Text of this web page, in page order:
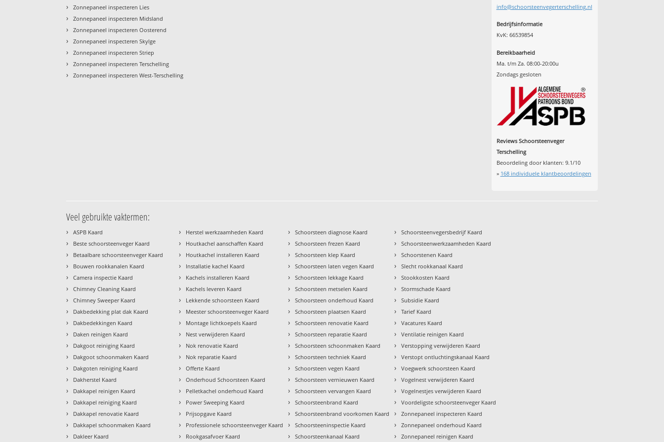
›
Zonnepaneel inspecteren Lies
› Zonnepaneel inspecteren Midsland
› Zonnepaneel inspecteren Oosterend
› Zonnepaneel inspecteren Skylge
› Zonnepaneel inspecteren Striep
› Zonnepaneel inspecteren Terschelling
› Zonnepaneel inspecteren West-Terschelling
info@schoorsteenvegerterschelling.nl
Bedrijfsinformatie
KvK: 66539854
Bereikbaarheid
Ma. t/m Za. 08:00-20:00u
Zondags gesloten
Reviews Schoorsteenveger
Terschelling
Beoordeling door klanten: 9.1/10
» 168individuele klantbeoordelingen
Veel gebruikte vaktermen:
› ASPB Kaard
› Beste schoorsteenveger Kaard
› Betaalbare schoorsteenveger Kaard
› Bouwen rookkanalen Kaard
› Camera inspectie Kaard
› Chimney Cleaning Kaard
› Chimney Sweeper Kaard
› Dakbedekking plat dak Kaard
› Dakbedekkingen Kaard
› Daken reinigen Kaard
› Dakgoot reiniging Kaard
› Dakgoot schoonmaken Kaard
› Dakgoten reiniging Kaard
› Dakherstel Kaard
› Dakkapel reinigen Kaard
› Dakkapel reiniging Kaard
› Dakkapel renovatie Kaard
› Dakkapel schoonmaken Kaard
› Dakleer Kaard
› Herstel werkzaamheden Kaard
› Houtkachel aanschaffen Kaard
› Houtkachel installeren Kaard
› Installatie kachel Kaard
› Kachels installeren Kaard
› Kachels leveren Kaard
› Lekkende schoorsteen Kaard
› Meester schoorsteenveger Kaard
› Montage lichtkoepels Kaard
› Nest verwijderen Kaard
› Nok renovatie Kaard
› Nok reparatie Kaard
› Offerte Kaard
› Onderhoud Schoorsteen Kaard
› Pelletkachel onderhoud Kaard
› Power Sweeping Kaard
› Prijsopgave Kaard
› Professionele schoorsteenveger Kaard
› Rookgasafvoer Kaard
› Schoorsteen diagnose Kaard
› Schoorsteen frezen Kaard
› Schoorsteen klep Kaard
› Schoorsteen laten vegen Kaard
› Schoorsteen lekkage Kaard
› Schoorsteen metselen Kaard
› Schoorsteen onderhoud Kaard
› Schoorsteen plaatsen Kaard
› Schoorsteen renovatie Kaard
› Schoorsteen reparatie Kaard
› Schoorsteen schoonmaken Kaard
› Schoorsteen techniek Kaard
› Schoorsteen vegen Kaard
› Schoorsteen vernieuwen Kaard
› Schoorsteen vervangen Kaard
› Schoorsteenbrand Kaard
› Schoorsteenbrand voorkomen Kaard
› Schoorsteeninspectie Kaard
› Schoorsteenkanaal Kaard
› Schoorsteenvegersbedrijf Kaard
› Schoorsteenwerkzaamheden Kaard
› Schoorstenen Kaard
› Slecht rookkanaal Kaard
› Stookkosten Kaard
› Stormschade Kaard
› Subsidie Kaard
› Tarief Kaard
› Vacatures Kaard
› Ventilatie reinigen Kaard
› Verstopping verwijderen Kaard
› Verstopt ontluchtingskanaal Kaard
› Voegwerk schoorsteen Kaard
› Vogelnest verwijderen Kaard
› Vogelnestjes verwijderen Kaard
› Voordeligste schoorsteenveger Kaard
› Zonnepaneel inspecteren Kaard
› Zonnepaneel onderhoud Kaard
› Zonnepaneel reinigen Kaard